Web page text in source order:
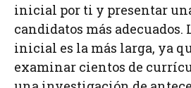
inicial por ti y presentar
candidatos más
inicial es la más larga, ya
examinar cientos de